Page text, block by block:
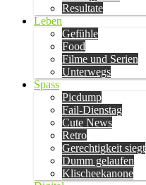
Resultate
Leben
Gefühle
Food
Filme und Serien
Unterwegs
Spass
Picdump
Fail-Dienstag
Cute News
Retro
Gerechtigkeit siegt
Dumm gelaufen
Klischeekanone